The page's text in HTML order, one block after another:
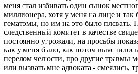
меня стал избивать один сынок
миллионера, хотя у меня на лице и так
гематомы, но им на это было плевать.
следственный комитет в качестве
постоянно угрожали, на просьбы
как у меня было, как потом
перелом челюсти, про другие травмы
или вызвать мне адвоката - смеялись,